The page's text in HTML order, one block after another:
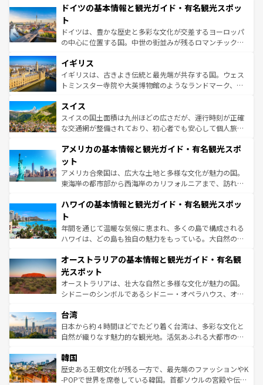
せる。地方によって風土や気候が異なるスペインはその個
ンテンツ一覧 を参照してほしい。
で、幅広い魅力が詰まっている。華麗な宮殿、歴史的な大
聖堂、美しいビーチ、そして豊かな自然が、訪れる者を心
から魅了する。また、フランスは美食の国としても知ら
れ、フランス料理はユネスコ無形文化遺産にも登録されて
香り高いラベンダー畑など、多彩な楽しみ方が可能だ。さ
らに、パリ以外の地域にも魅力が溢れており、どの街角に
も豊かな歴史と文化が息づいている。パリ以外の個性あふ
を参照してほしい。
ドイツの基本情報と観光ガイド・有名観光スポッ
ト
ドイツは、豊かな歴史と多彩な文化が交差するヨーロッパ
の中心に位置する国。中世の街並みが残るロマンチック街
顔を持つこの国は、どこを歩いても飽きることがない。ベ
ルリンの文化的活気、バイエルン州のアルプスの絶景、そ
してライン川沿いのワイン畑といった風景は必見。ビール
は、お酒好きな人にはぜひ体験してほしい。 なお、新着の
ドイツ情報はコンテンツ一覧を参照してほしい。
イギリス
イギリスは、古きよき伝統と最先端が共存する国。ウェス
トミンスター寺院や大英博物館のようなランドマーク、歴
リアごとに異なる魅力がある。また、優雅なアフタヌーン
ティー、ビール好きにはたまらない英国パブ、サッカー観
戦など、本場だからこそできる体験も豊富。イギリスを旅
ンツ一覧を参照してほしい。
スイス
スイスの国土面積は九州ほどの広さだが、運行時刻が正確
な交通網が整備されており、初心者でも安心して個人旅行
の建物がそのまま残る町や、スイスならではのユニークな
博物館もあり、アルプス観光だけでなく町歩きも満喫する
ことができる。国民の所得が高いため物価も高いが、旅行
者向けの交通パス提供のサービスもあり、うまく活用すれ
着のスイス情報はコンテンツ一覧を参照してほしい。
アメリカの基本情報と観光ガイド・有名観光スポ
ット
アメリカ合衆国は、広大な土地と多様な文化が魅力の国。
東海岸の都市部から西海岸のカリフォルニアまで、訪れる
のような巨大都市は、観光、ショッピング、エンターテイ
ンメントが詰まった刺激的なスポットだ。一方、アメリカ
西部には大自然が広がり、グランドキャニオンやイエロー
ストーン国立公園といった絶景が堪能できる。さらに、南
文化が魅力。旅行者はアメリカの各地域で異なる魅力を楽
しみながら、その多様性と豊かな歴史を感じることができ
るだろう。車でのロードトリップや列車の旅も、アメリカ
ならではの贅沢な旅のスタイルだ。 なお、新着のアメリカ
情報は コンテンツ一覧 を参照してほしい。
ハワイの基本情報と観光ガイド・有名観光スポッ
ト
年間を通じて温暖な気候に恵まれ、多くの島で構成される
ハワイは、どの島も独自の魅力をもっている。大自然の神
ワイ島は見逃せない。また、定番の観光地といえばオアフ
島だが、静かな自然を求めるならマウイ島やカウアイ島が
おすすめ。エメラルドグリーンに輝く海をはじめ、豊かな
文化や歴史が息づいている。「アロハスピリット」と呼ば
人々、おいしいローカルフードやハワイアンミュージッ
ク、伝統的なフラダンスなど、すべてがハワイの魅力を彩
っている。訪れるたびに新しい発見と感動が待っているハ
はコンテンツ一覧
オーストラリアの基本情報と観光ガイド・有名観
光スポット
オーストラリアは、壮大な自然と多様な文化が魅力の国。
シドニーのシンボルであるシドニー・オペラハウス、オー
リアリーフや大陸中央部にそびえるウルル（エアーズロッ
ク）、タスマニアの美しい原生林やケアンズの熱帯雨林な
ど、見どころがたくさん。また、カフェやワイン、オージ
いる。アクティビティも充実しており、サーフィンやダイ
ビング、ハイキングなど、アウトドア好きにはたまらな
い。オーストラリアの多彩な魅力を存分に味わいつくそ
台湾
日本から約４時間ほどでたどり着く台湾は、多彩な文化と
自然が織りなす魅力的な観光地。活気あふれる大都市の台
ン）、静ひつな山岳地帯である台湾東部など、都市の喧騒
と山間の静けさが共存しており、訪れる人に新しい発見と
驚きをもたらしてくれる。また、奥深い台湾の食文化も魅
韓国
歴史ある王朝文化が残る一方で、最先端のファッションやK
-POPで世界を席巻している韓国。首都ソウルの宮殿や伝統